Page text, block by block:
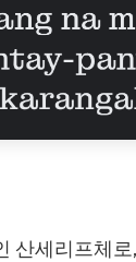
산세리프체